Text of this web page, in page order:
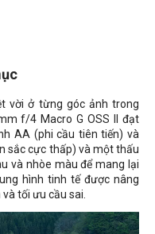
vời ở từng góc ảnh trong
f/4 Macro G OSS II đạt
AA (phi cầu tiên tiến) và
sắc cực thấp) và một thấu
và nhòe màu để mang lại
hình tinh tế được nâng
tối ưu cầu sai.